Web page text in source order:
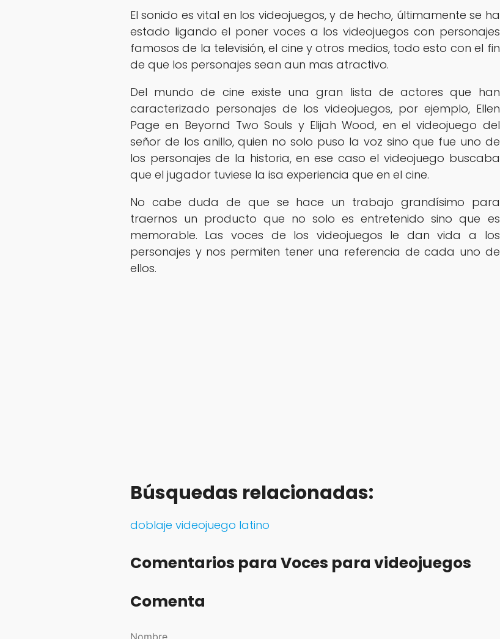
El sonido es vital en los videojuegos, y de hecho, últimamente se ha
estado ligando el poner voces a los videojuegos con personajes
famosos de la televisión, el cine y otros medios, todo esto con el fin
de que los personajes sean aun mas atractivo.
Del mundo de cine existe una gran lista de actores que han
caracterizado personajes de los videojuegos, por ejemplo, Ellen
Page en Beyornd Two Souls y Elijah Wood, en el videojuego del
señor de los anillo, quien no solo puso la voz sino que fue uno de
los personajes de la historia, en ese caso el videojuego buscaba
que el jugador tuviese la isa experiencia que en el cine.
No cabe duda de que se hace un trabajo grandísimo para
traernos un producto que no solo es entretenido sino que es
memorable. Las voces de los videojuegos le dan vida a los
personajes y nos permiten tener una referencia de cada uno de
ellos.
Búsquedas relacionadas:
doblaje videojuego latino
Comentarios para Voces para videojuegos
Comenta